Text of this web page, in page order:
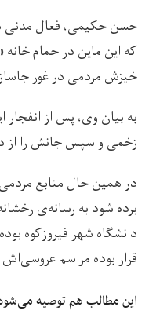
حسن حکیمی، فعال مدنی
که این ماین در حمام خانه
خیزش مردمی در غور
به بیان وی، پس از انفجار
زخمی و سپس جانش را
در همین حال منابع مردمی
برده شود به رسانه‌ی
دانشگاه شهر فیروزکوه
قرار بوده مراسم عروسی‌اش
این مطالب هم توصیه